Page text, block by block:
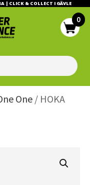
| CLICK & COLLECT I GÄVLE
One/ HOKA